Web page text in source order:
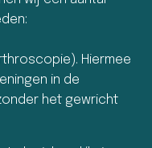
Hiermee
in de
het gewricht